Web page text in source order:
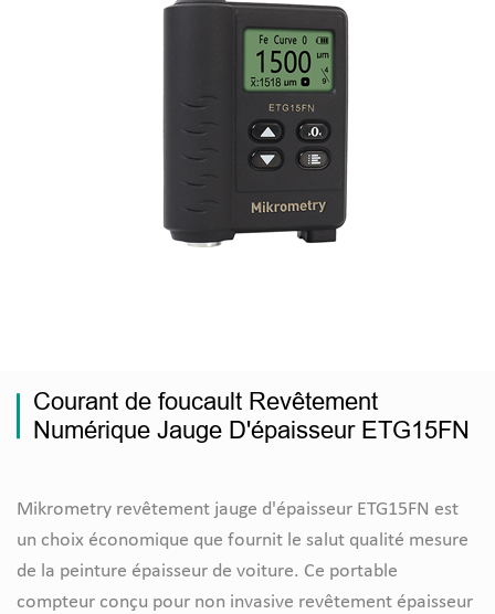
Courant de foucault Revêtement
Numérique Jauge D'épaisseur ETG15FN
Mikrometry revêtement jauge d'épaisseur ETG15FN est
un choix économique que fournit le salut qualité mesure
de la peinture épaisseur de voiture. Ce portable
compteur conçu pour non invasive revêtement épaisseur